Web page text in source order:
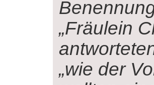
„Fräulein
„wie der